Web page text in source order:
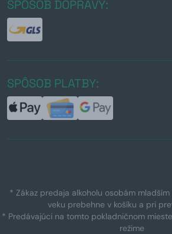
SPÔSOB DOPRAVY:
SPÔSOB PLATBY:
* Zákaz predaja alkoholu osobám mladším
veku prebehne v košíku a pri
* Predávajúci na tomto pokladničnom
režime